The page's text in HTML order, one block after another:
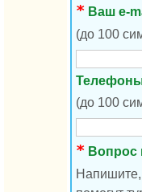
Ваш e-
(до 100
(до 100
Вопрос
Напишите,